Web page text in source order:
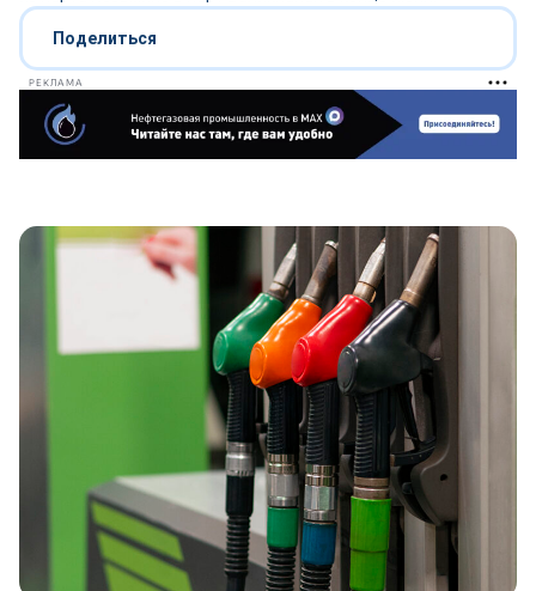
Поделиться
РЕКЛАМА